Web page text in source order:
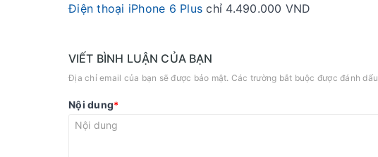
Điện thoại iPhone 6 Pluschỉ 4.490.000 VND
VIẾT BÌNH LUẬN CỦA BẠN
Địa chỉ email của bạn sẽ được bảo mật. Các trường bắt buộc được đánh dấu
Nội dung*